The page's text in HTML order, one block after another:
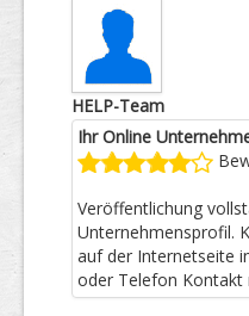
HELP-Team
Ihr Online
Veröffentlichung
Unternehmensprofil.
auf der Internetseite
oder Telefon Kontakt